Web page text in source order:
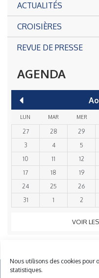
Nous utilisons des cookies pour
statistiques.
ACTUALITÉS
CROISIÈRES
REVUE DE PRESSE
AGENDA
LUN MAR MER
27 28 29
3
4 5
10
11 12
17
18 19
24
25 26
31
1 2
VOIR